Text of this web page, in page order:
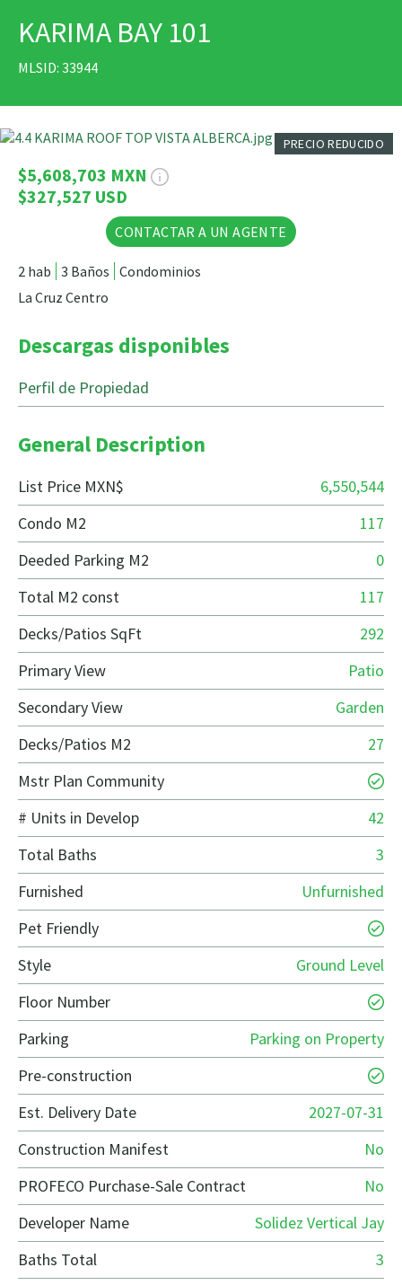
KARIMA BAY 101
MLSID: 33944
PRECIO REDUCIDO
29 Fotos
$5,608,703 MXN
$327,527 USD
CONTACTAR A UN AGENTE
2 hab 3 Baños Condominios
La Cruz Centro
Descargas disponibles
Perfil de Propiedad
General Description
List Price MXN$
6,550,544
Condo M2
117
Deeded Parking M2
0
Total M2 const
117
Decks/Patios SqFt
292
Primary View
Patio
Secondary View
Garden
Decks/Patios M2
27
Mstr Plan Community
# Units in Develop
42
Total Baths
3
Furnished
Unfurnished
Pet Friendly
Style
Ground Level
Floor Number
Parking
Parking on Property
Pre-construction
Est. Delivery Date
2027-07-31
Construction Manifest
No
PROFECO Purchase-Sale Contract
No
Developer Name
Solidez Vertical Jay
Baths Total
3
IMPRIMIR